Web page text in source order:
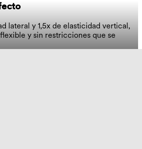
lateral y 1,5x de elasticidad vertical,
y sin restricciones que se